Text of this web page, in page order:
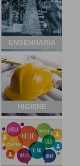
ENGENHARIA
HIGIENE